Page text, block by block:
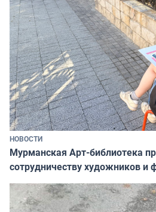
НОВОСТИ
Мурманская Арт-библиотека
сотрудничеству художников и